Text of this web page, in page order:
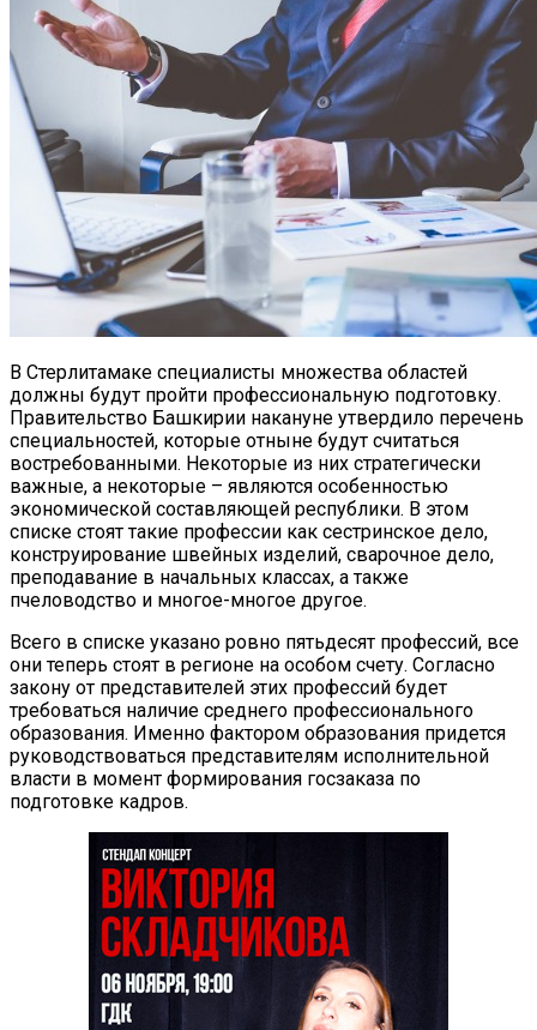
В Стерлитамаке специалисты множества областей
должны будут пройти профессиональную подготовку.
Правительство Башкирии накануне утвердило перечень
специальностей, которые отныне будут считаться
востребованными. Некоторые из них стратегически
важные, а некоторые – являются особенностью
экономической составляющей республики. В этом
списке стоят такие профессии как сестринское дело,
конструирование швейных изделий, сварочное дело,
преподавание в начальных классах, а также
пчеловодство и многое-многое другое.
Всего в списке указано ровно пятьдесят профессий, все
они теперь стоят в регионе на особом счету. Согласно
закону от представителей этих профессий будет
требоваться наличие среднего профессионального
образования. Именно фактором образования придется
руководствоваться представителям исполнительной
власти в момент формирования госзаказа по
подготовке кадров.